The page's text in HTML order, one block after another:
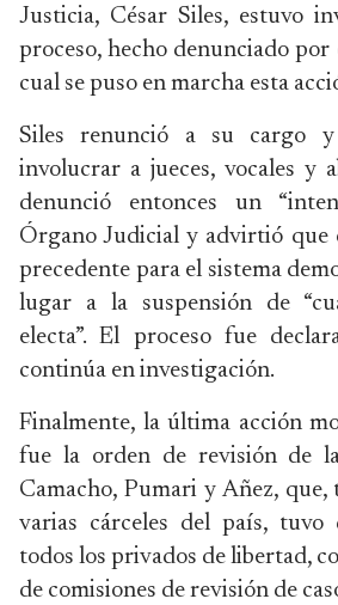
Justicia, César Siles, estuvo
proceso, hecho denunciado por
cual se puso en marcha esta
Siles renunció a su cargo
involucrar a jueces, vocales y
denunció entonces un
Órgano Judicial y advirtió que
precedente para el sistema
lugar a la suspensión de
electa”. El proceso fue
continúa en investigación.
Finalmente, la última acción
fue la orden de revisión de
Camacho, Pumari y Añez,
varias cárceles del país, tuvo
todos los privados de libertad,
de comisiones de revisión de